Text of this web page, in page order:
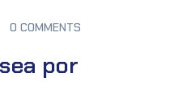
0 COMMENTS
por